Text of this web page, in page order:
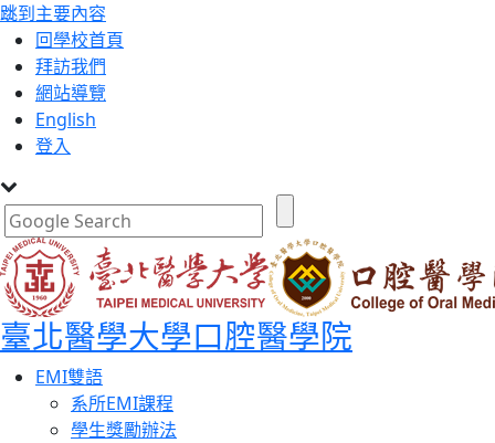
跳到主要內容
:::
回學校首頁
拜訪我們
網站導覽
English
登入
臺北醫學大學口腔醫學院
Toggle
navigation
EMI雙語
系所EMI課程
學生獎勵辦法